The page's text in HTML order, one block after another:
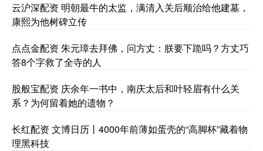
云沪深配资 明朝最牛的太监，满清入关后顺治给他建墓，
康熙为他树碑立传
点点金配资 朱元璋去拜佛，问方丈：朕要下跪吗？方丈巧
答8个字救了全寺的人
股般宝配资 庆余年一书中，南庆太后和叶轻眉有什么关
系？为何留着她的遗物？
长红配资 文博日历丨4000年前薄如蛋壳的“高脚杯”藏着物
理黑科技